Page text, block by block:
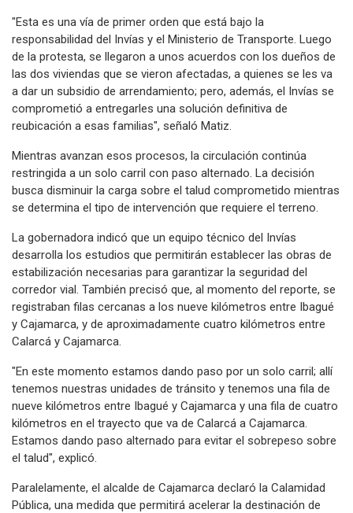
"Esta es una vía de primer orden que está bajo la
responsabilidad del Invías y el Ministerio de Transporte. Luego
de la protesta, se llegaron a unos acuerdos con los dueños de
las dos viviendas que se vieron afectadas, a quienes se les va
a dar un subsidio de arrendamiento; pero, además, el Invías se
comprometió a entregarles una solución definitiva de
reubicación a esas familias", señaló Matiz.
Mientras avanzan esos procesos, la circulación continúa
restringida a un solo carril con paso alternado. La decisión
busca disminuir la carga sobre el talud comprometido mientras
se determina el tipo de intervención que requiere el terreno.
La gobernadora indicó que un equipo técnico del Invías
desarrolla los estudios que permitirán establecer las obras de
estabilización necesarias para garantizar la seguridad del
corredor vial. También precisó que, al momento del reporte, se
registraban filas cercanas a los nueve kilómetros entre Ibagué
y Cajamarca, y de aproximadamente cuatro kilómetros entre
Calarcá y Cajamarca.
"En este momento estamos dando paso por un solo carril; allí
tenemos nuestras unidades de tránsito y tenemos una fila de
nueve kilómetros entre Ibagué y Cajamarca y una fila de cuatro
kilómetros en el trayecto que va de Calarcá a Cajamarca.
Estamos dando paso alternado para evitar el sobrepeso sobre
el talud", explicó.
Paralelamente, el alcalde de Cajamarca declaró la Calamidad
Pública, una medida que permitirá acelerar la destinación de